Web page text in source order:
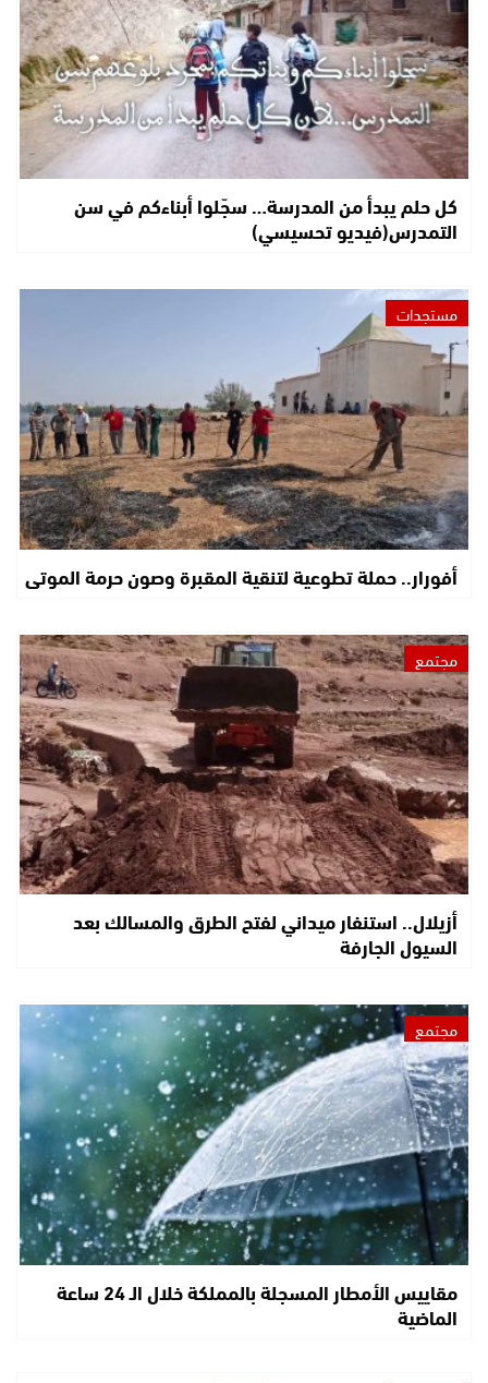
كل حلم يبدأ من المدرسة… سجّلوا أبناءكم في سن
التمدرس(فيديو تحسيسي)
مستجدات
أفورار.. حملة تطوعية لتنقية المقبرة وصون حرمة الموتى
مجتمع
أزيلال.. استنفار ميداني لفتح الطرق والمسالك بعد
السيول الجارفة
مجتمع
مقاييس الأمطار المسجلة بالمملكة خلال الـ 24 ساعة
الماضية